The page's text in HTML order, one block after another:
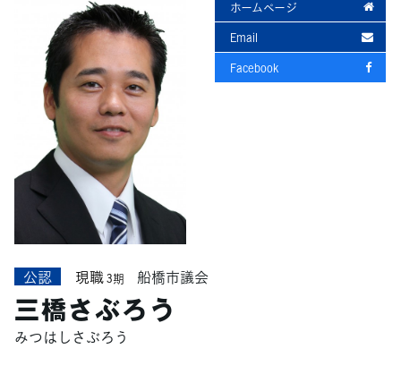
ホームページ
Email
Facebook
公認 現職3期 船橋市議会
三橋さぶろう
みつはしさぶろう